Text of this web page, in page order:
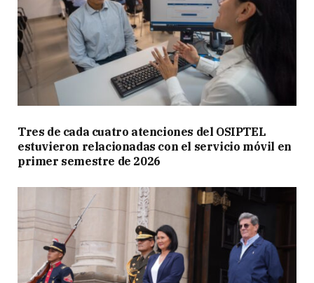
Tres de cada cuatro atenciones del OSIPTEL
estuvieron relacionadas con el servicio móvil en
primer semestre de 2026